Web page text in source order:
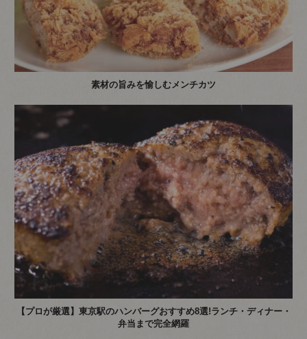
素材の旨みを愉しむメンチカツ
【プロが厳選】東京駅のハンバーグおすすめ8選!ランチ・ディナー・
弁当まで完全網羅